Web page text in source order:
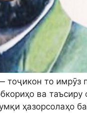
то имрӯз
ва
ҳазорсолаҳо